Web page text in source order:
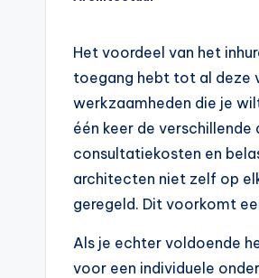
Het voordeel van het
toegang hebt tot al deze
werkzaamheden die je
één keer de
consultatiekosten en
architecten niet zelf op
geregeld. Dit voorkomt
Als je echter voldoende
voor een individuele